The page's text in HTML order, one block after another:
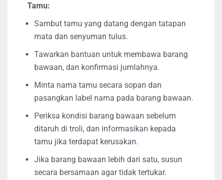
Tamu:
Sambut tamu yang datang dengan tatapan
mata dan senyuman tulus.
Tawarkan bantuan untuk membawa barang
bawaan, dan konfirmasi jumlahnya.
Minta nama tamu secara sopan dan
pasangkan label nama pada barang bawaan.
Periksa kondisi barang bawaan sebelum
ditaruh di troli, dan informasikan kepada
tamu jika terdapat kerusakan.
Jika barang bawaan lebih dari satu, susun
secara bersamaan agar tidak tertukar.